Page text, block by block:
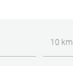
10 km